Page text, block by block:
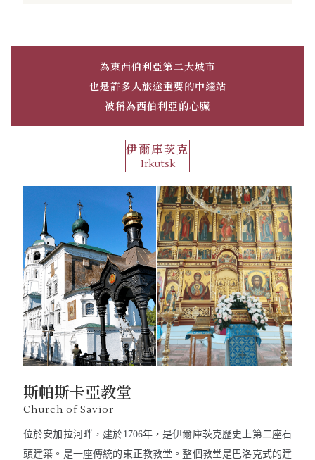
為東西伯利亞第二大城市
也是許多人旅途重要的中繼站
被稱為西伯利亞的心臟
伊爾庫茨克
Irkutsk
斯帕斯卡亞教堂
Church of Savior
位於安加拉河畔，建於1706年，是伊爾庫茨克歷史上第二座石
頭建築。是一座傳統的東正教教堂。整個教堂是巴洛克式的建